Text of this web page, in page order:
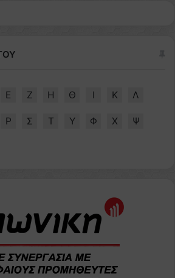
Ε Ζ Η Θ Ι Κ Λ
Ρ Σ Τ Υ Φ Χ Ψ